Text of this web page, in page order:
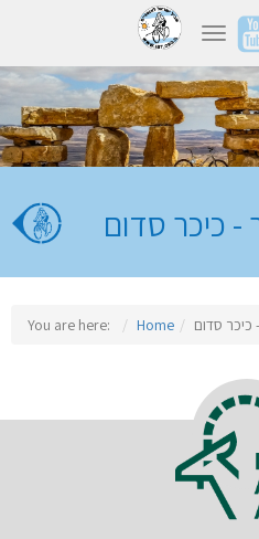
You are here: Home כיכר סדום
- כיכר סדום